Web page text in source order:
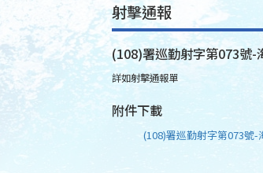
射擊通報
(108)署巡勤射字第073號-
詳如射擊通報單
附件下載
(108)署巡勤射字第073號